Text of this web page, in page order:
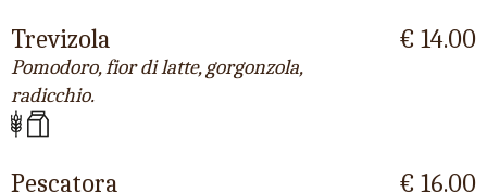
Trevizola
Pomodoro, fior di latte, gorgonzola,
radicchio.
€ 14.00
Pescatora € 16.00